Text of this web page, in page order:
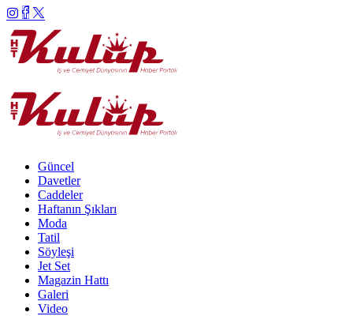
Güncel
Davetler
Caddeler
Haftanın Şıkları
Moda
Tatil
Söyleşi
Jet Set
Magazin Hattı
Galeri
Video